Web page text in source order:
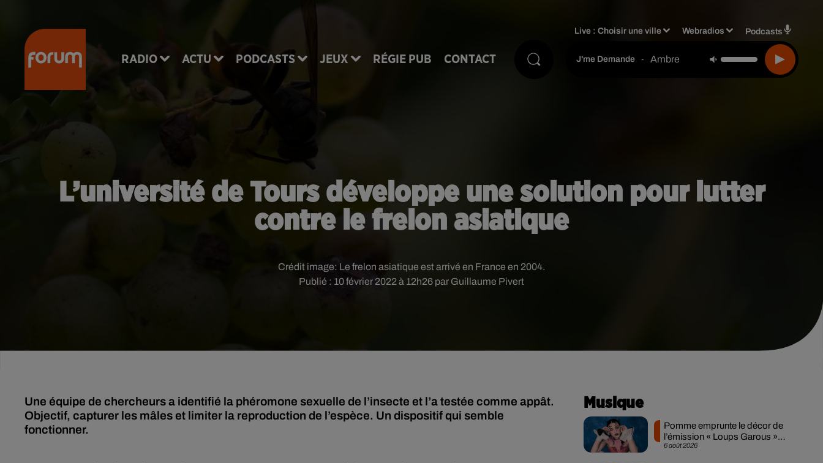
RADIO ACTU PODCASTS JEUX RÉGIE PUB CONTACT
Live :Choisir une ville Webradios Podcasts
J'me Demande - Ambre
L’université de Tours développe une solution pour lutter
contre le frelon asiatique
Publié : 10 février 2022 à 12h26 par Guillaume Pivert
Crédit image: Le frelon asiatique est arrivé en France en 2004.
Une équipe de chercheurs a identifié la phéromone sexuelle de l’insecte et l’a testée comme appât.
Objectif, capturer les mâles et limiter la reproduction de l’espèce. Un dispositif qui semble
fonctionner.
Musique
6 août 2026
Pomme emprunte le décor de
l’émission « Loups Garous »
pour son...